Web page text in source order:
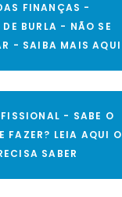
FINANÇAS -
BURLA - NÃO SE
- SAIBA MAIS AQUI
- SABE O
FAZER? LEIA AQUI O
SABER